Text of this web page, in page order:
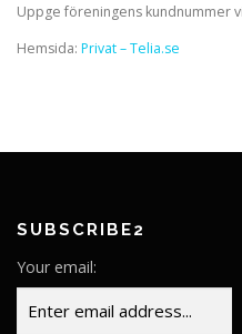
Uppge föreningens kundnummer
Hemsida: Privat – Telia.se
SUBSCRIBE2
Your email: